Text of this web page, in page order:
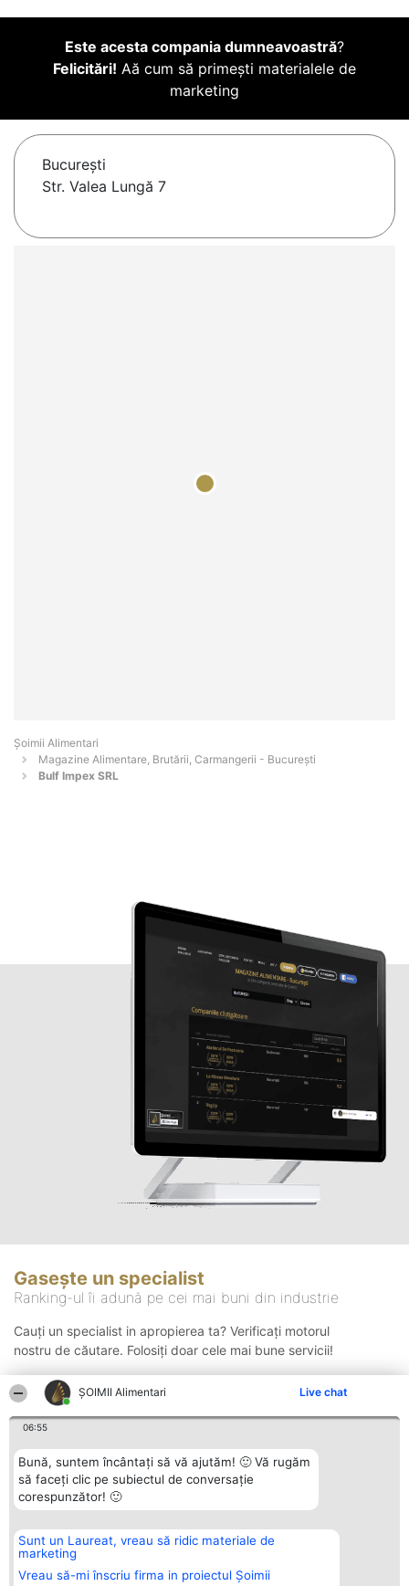
ŞOIMII Alimentari Live chat
06:55
Bună, suntem încântați să vă ajutăm! 🙂 Vă rugăm
să faceți clic pe subiectul de conversație
corespunzător! 🙂
Sunt un Laureat, vreau să ridic materiale de
marketing
Vreau să-mi înscriu firma in proiectul Șoimii
Este acesta compania dumneavoastră?
Felicitări! Aă cum să primești materialele de
marketing
Bucureşti
Str. Valea Lungă 7
Şoimii Alimentari
Magazine Alimentare, Brutării, Carmangerii - Bucureşti
Bulf Impex SRL
Gasește un specialist
Ranking-ul îi adună pe cei mai buni din industrie
Cauți un specialist in apropierea ta? Verificați motorul
nostru de căutare. Folosiți doar cele mai bune servicii!
Organizator Ranking
BRIGHT SOLUTIONS BR SRL
Aleea Timisul De Sus 2 Bl. A30
Sc. A Et. 4 Ap. 13 Cod 061952
Plebiscyt
Lista Tuturor
Laureaților
Contact